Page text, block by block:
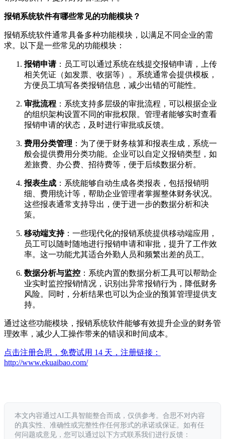
报销系统软件有哪些常见的功能模块？
报销系统软件通常具备多种功能模块，以满足不同企业的需
求。以下是一些常见的功能模块：
报销申请：员工可以通过系统在线提交报销申请，上传
相关凭证（如发票、收据等）。系统通常会提供模板，
方便员工填写各类报销信息，减少出错的可能性。
审批流程 ：系统支持多层级的审批流程，可以根据企业
的组织架构设置不同的审批权限。管理者能够实时查看
报销申请的状态，及时进行审批或反馈。
费用分类管理 ：为了便于财务核算和报表生成，系统一
般会提供费用分类功能。企业可以自定义报销类型，如
差旅费、办公费、招待费等，便于后续数据分析。
报表生成 ：系统能够自动生成各类报表，包括报销明
细、费用统计等，帮助企业管理者掌握整体财务状况。
这些报表通常支持导出，便于进一步的数据分析和决
策。
移动端支持：一些现代化的报销系统提供移动端应用，
员工可以随时随地进行报销申请和审批，提升了工作效
率。这一功能尤其适合外勤人员和频繁出差的员工。
数据分析与监控 ：系统内置的数据分析工具可以帮助企
业实时监控报销情况，识别出异常报销行为，降低财务
风险。同时，分析结果也可以为企业的预算管理提供支
持。
通过这些功能模块，报销系统软件能够有效提升企业的财务管
理效率，减少人工操作带来的错误和时间成本。
点击注册合思，免费试用 14 天，注册链接：
http://www.ekuaibao.com/
本文内容通过AI工具智能整合而成，仅供参考。合思不对内容
的真实性、准确性或完整性作任何形式的承诺或保证。如有任
何问题或意见，您可以通过以下方式联系我们进行反馈：